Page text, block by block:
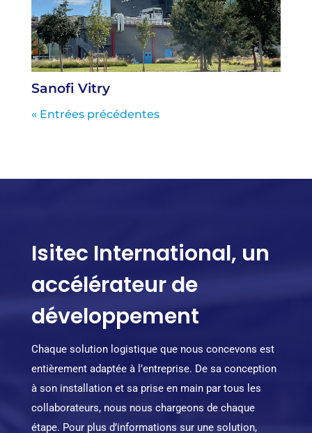
Sanofi Vitry
« Entrées précédentes
Isitec International, un
accélérateur de
développement
Chaque solution logistique que nous concevons est
entièrement adaptée à l’entreprise. De sa conception
à son installation et sa prise en main par tous les
collaborateurs, nous nous chargeons de chaque
étape. Pour plus d’informations sur une solution,